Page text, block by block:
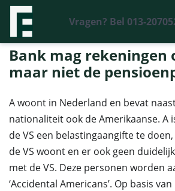
Vragen? Bel 013-
Financieel Recht Advocaten >Uitspraken>
opzeggen, maar niet de pensioenproducten
Bank mag rekeningen
maar niet de
A woont in Nederland en bevat
nationaliteit ook de Amerikaanse. A
de VS een belastingaangifte te
de VS woont en er ook geen
met de VS. Deze personen worden
‘Accidental Americans’. Op basis